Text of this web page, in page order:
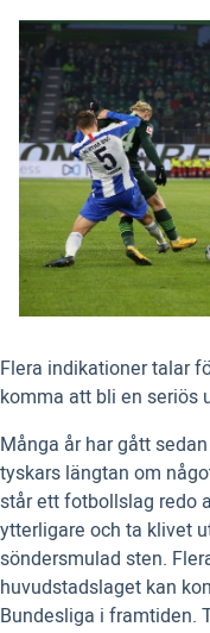
Flera indikationer talar
komma att bli en seriös
Många år har gått
tyskars längtan om
står ett fotbollslag redo
ytterligare och ta klivet
söndersmulad sten.
huvudstadslaget kan
Bundesliga i framtiden.